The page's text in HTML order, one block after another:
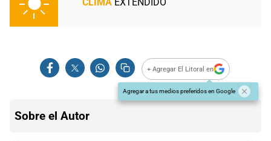
+ Agregar El Litoral en
Agregar a tus medios preferidos en Google
Sobre el Autor